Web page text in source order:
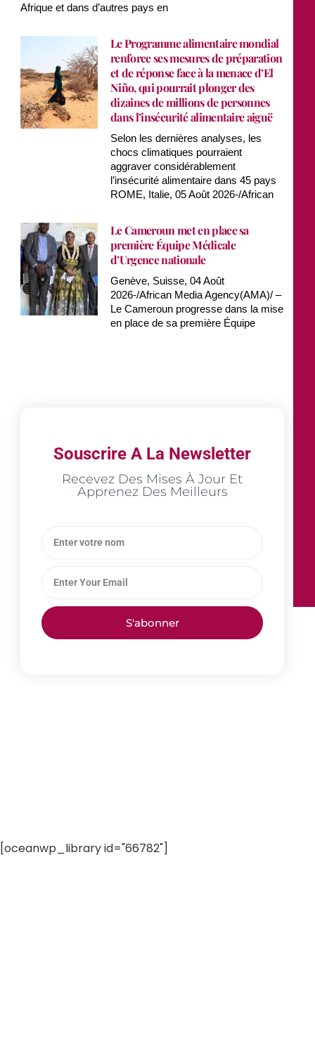
Afrique et dans d’autres pays en
Le Programme alimentaire mondial
renforce ses mesures de préparation
et de réponse face à la menace d’El
Niño, qui pourrait plonger des
dizaines de millions de personnes
dans l’insécurité alimentaire aiguë
Selon les dernières analyses, les
chocs climatiques pourraient
aggraver considérablement
l’insécurité alimentaire dans 45 pays
ROME, Italie, 05 Août 2026-/African
Le Cameroun met en place sa
première Équipe Médicale
d’Urgence nationale
Genève, Suisse, 04 Août
2026-/African Media Agency(AMA)/ –
Le Cameroun progresse dans la mise
en place de sa première Équipe
Souscrire A La Newsletter
Recevez Des Mises À Jour Et
Apprenez Des Meilleurs
S'abonner
[oceanwp_library id="66782"]